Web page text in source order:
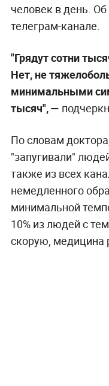
человек в день.
телеграм-канале.
"Грядут сотни
Нет, не
минимальными
тысяч", —
По словам
"запугивали"
также из всех
немедленного
минимальной
10% из людей с
скорую, медицина